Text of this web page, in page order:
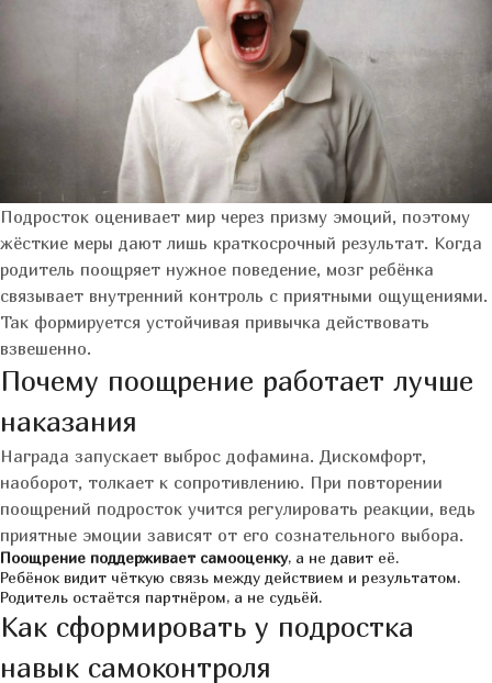
Подросток оценивает мир через призму эмоций, поэтому
жёсткие меры дают лишь краткосрочный результат. Когда
родитель поощряет нужное поведение, мозг ребёнка
связывает внутренний контроль с приятными ощущениями.
Так формируется устойчивая привычка действовать
взвешенно.
Почему поощрение работает лучше
наказания
Награда запускает выброс дофамина. Дискомфорт,
наоборот, толкает к сопротивлению. При повторении
поощрений подросток учится регулировать реакции, ведь
приятные эмоции зависят от его сознательного выбора.
Поощрение поддерживает самооценку, а не давит её.
Ребёнок видит чёткую связь между действием и результатом.
Родитель остаётся партнёром, а не судьёй.
Как сформировать у подростка
навык самоконтроля